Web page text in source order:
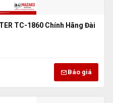
TC-1860 Chính Hãng Đài
Báo giá